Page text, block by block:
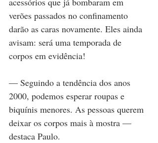
verões passados no confinamento
darão as caras novamente. Eles ainda
avisam: será uma temporada de
corpos em evidência!
— Seguindo a tendência dos anos
2000, podemos esperar roupas e
biquínis menores. As pessoas querem
deixar os corpos mais à mostra —
destaca Paulo.